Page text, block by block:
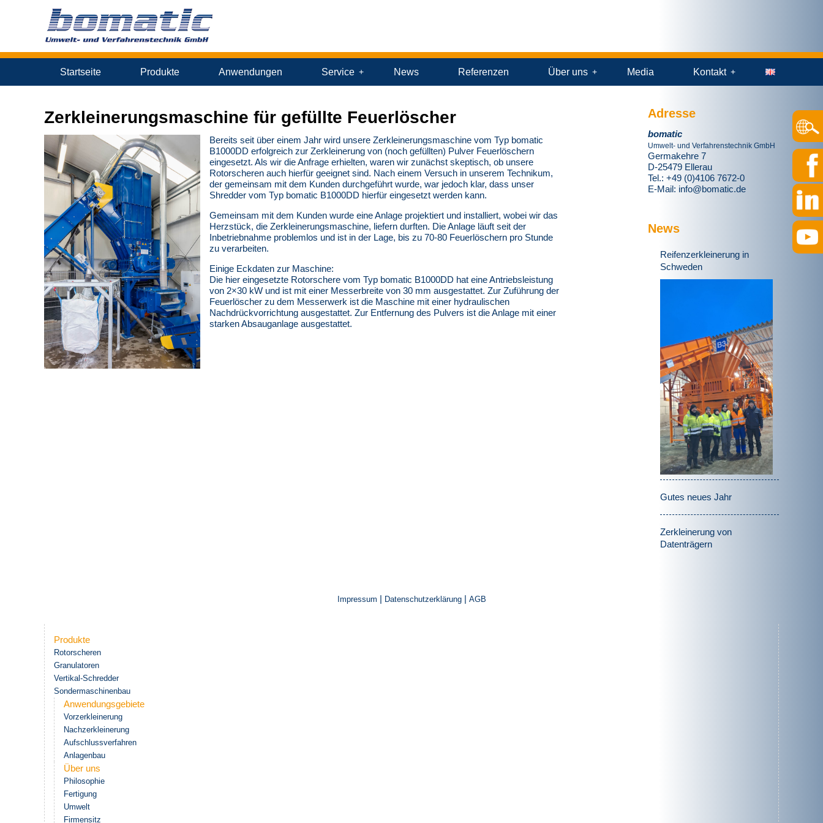
Startseite Produkte Anwendungen Service News Referenzen Über uns Media Kontakt
Zerkleinerungsmaschine für gefüllte Feuerlöscher
Bereits seit über einem Jahr wird unsere Zerkleinerungsmaschine vom Typ bomatic
B1000DD erfolgreich zur Zerkleinerung von (noch gefüllten) Pulver Feuerlöschern
eingesetzt. Als wir die Anfrage erhielten, waren wir zunächst skeptisch, ob unsere
Rotorscheren auch hierfür geeignet sind. Nach einem Versuch in unserem Technikum,
der gemeinsam mit dem Kunden durchgeführt wurde, war jedoch klar, dass unser
Shredder vom Typ bomatic B1000DD hierfür eingesetzt werden kann.
Gemeinsam mit dem Kunden wurde eine Anlage projektiert und installiert, wobei wir das
Herzstück, die Zerkleinerungsmaschine, liefern durften. Die Anlage läuft seit der
Inbetriebnahme problemlos und ist in der Lage, bis zu 70-80 Feuerlöschern pro Stunde
zu verarbeiten.
Einige Eckdaten zur Maschine:
Die hier eingesetzte Rotorschere vom Typ bomatic B1000DD hat eine Antriebsleistung
von 2×30 kW und ist mit einer Messerbreite von 30 mm ausgestattet. Zur Zuführung der
Feuerlöscher zu dem Messerwerk ist die Maschine mit einer hydraulischen
Nachdrückvorrichtung ausgestattet. Zur Entfernung des Pulvers ist die Anlage mit einer
starken Absauganlage ausgestattet.
Adresse
bomatic
Umwelt- und Verfahrenstechnik GmbH
Germakehre 7
D-25479 Ellerau
Tel.: +49 (0)4106 7672-0
E-Mail: info@bomatic.de
News
Reifenzerkleinerung in
Schweden
Gutes neues Jahr
Zerkleinerung von
Datenträgern
Impressum | Datenschutzerklärung| AGB
Produkte
Rotorscheren
Granulatoren
Vertikal-Schredder
Sondermaschinenbau
Anwendungsgebiete
Vorzerkleinerung
Nachzerkleinerung
Aufschlussverfahren
Anlagenbau
Über uns
Philosophie
Fertigung
Umwelt
Firmensitz